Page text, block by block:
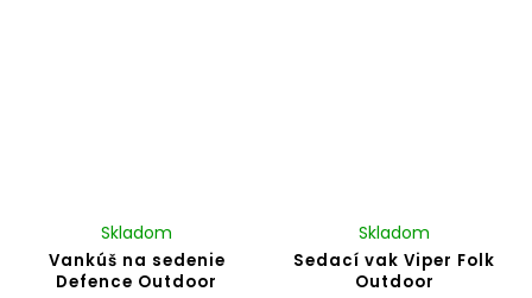
Vankúš na sedenie
Defence Outdoor
Skladom
Sedací vak Viper Folk
Outdoor
Skladom